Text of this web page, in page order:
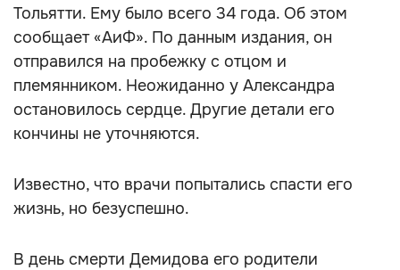
Тольятти. Ему было всего 34 года. Об этом
сообщает «АиФ». По данным издания, он
отправился на пробежку с отцом и
племянником. Неожиданно у Александра
остановилось сердце. Другие детали его
кончины не уточняются.
Известно, что врачи попытались спасти его
жизнь, но безуспешно.
В день смерти Демидова его родители